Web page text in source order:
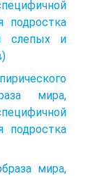
подростка
слепых и
мира,
подростка
мира,